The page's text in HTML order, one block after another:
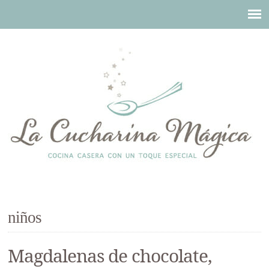
niños
Magdalenas de chocolate,